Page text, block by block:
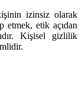
izinsiz olarak
etmek, etik açıdan
Kişisel gizlilik